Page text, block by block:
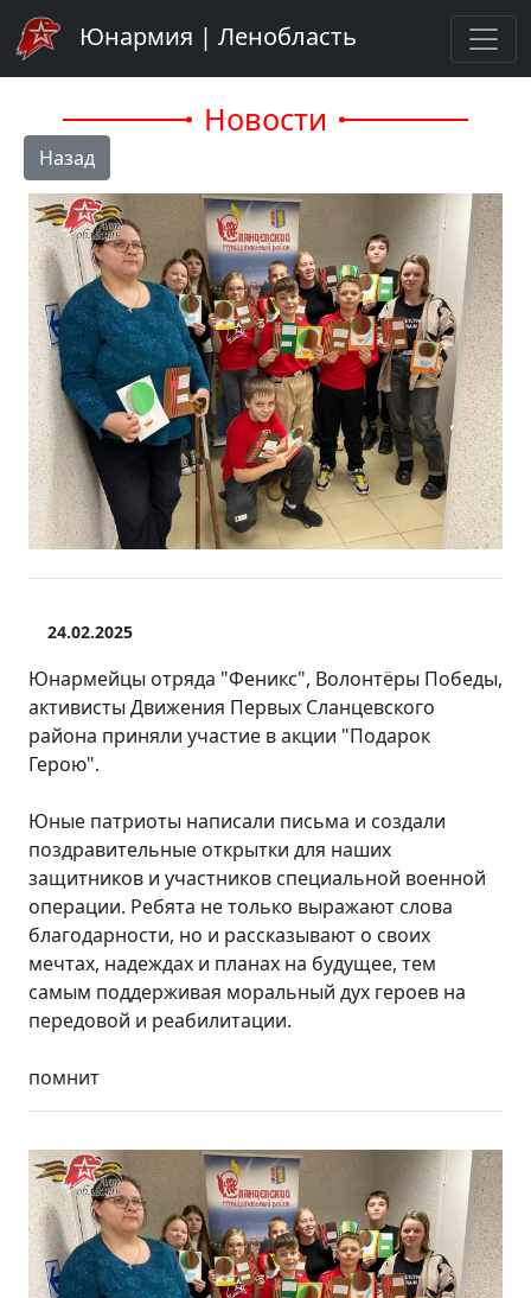
Юнармия | Ленобласть
Новости
Назад
24.02.2025
Юнармейцы отряда "Феникс", Волонтёры Победы,
активисты Движения Первых Сланцевского
района приняли участие в акции "Подарок
Герою".
Юные патриоты написали письма и создали
поздравительные открытки для наших
защитников и участников специальной военной
операции. Ребята не только выражают слова
благодарности, но и рассказывают о своих
мечтах, надеждах и планах на будущее, тем
самым поддерживая моральный дух героев на
передовой и реабилитации.
помнит